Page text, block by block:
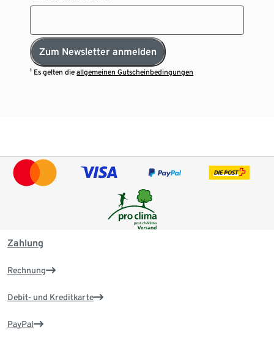
Zum Newsletter anmelden
¹ Es gelten dieallgemeinen Gutscheinbedingungen
Zahlung
Rechnung
Debit- und Kreditkarte
PayPal